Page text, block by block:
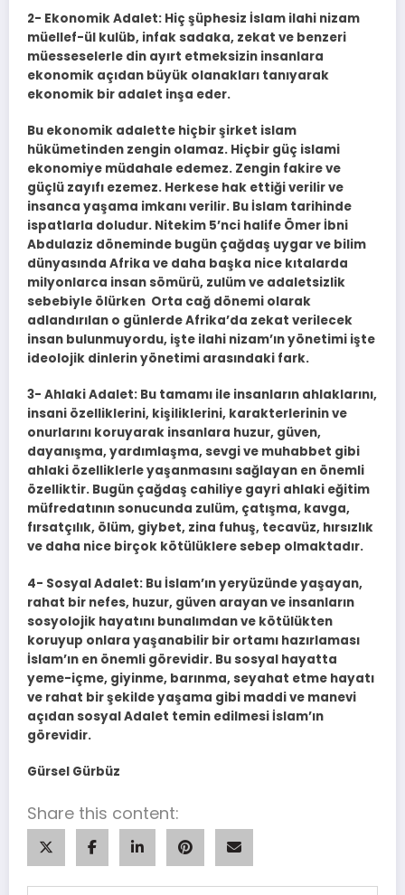
2- Ekonomik Adalet: Hiç şüphesiz İslam ilahi nizam
müellef-ül kulüb, infak sadaka, zekat ve benzeri
müesseselerle din ayırt etmeksizin insanlara
ekonomik açıdan büyük olanakları tanıyarak
ekonomik bir adalet inşa eder.
Bu ekonomik adalette hiçbir şirket islam
hükümetinden zengin olamaz. Hiçbir güç islami
ekonomiye müdahale edemez. Zengin fakire ve
güçlü zayıfı ezemez. Herkese hak ettiği verilir ve
insanca yaşama imkanı verilir. Bu İslam tarihinde
ispatlarla doludur. Nitekim 5’nci halife Ömer İbni
Abdulaziz döneminde bugün çağdaş uygar ve bilim
dünyasında Afrika ve daha başka nice kıtalarda
milyonlarca insan sömürü, zulüm ve adaletsizlik
sebebiyle ölürken Orta cağ dönemi olarak
adlandırılan o günlerde Afrika’da zekat verilecek
insan bulunmuyordu, işte ilahi nizam’ın yönetimi işte
ideolojik dinlerin yönetimi arasındaki fark.
3- Ahlaki Adalet: Bu tamamı ile insanların ahlaklarını,
insani özelliklerini, kişiliklerini, karakterlerinin ve
onurlarını koruyarak insanlara huzur, güven,
dayanışma, yardımlaşma, sevgi ve muhabbet gibi
ahlaki özelliklerle yaşanmasını sağlayan en önemli
özelliktir. Bugün çağdaş cahiliye gayri ahlaki eğitim
müfredatının sonucunda zulüm, çatışma, kavga,
fırsatçılık, ölüm, giybet, zina fuhuş, tecavüz, hırsızlık
ve daha nice birçok kötülüklere sebep olmaktadır.
4- Sosyal Adalet: Bu İslam’ın yeryüzünde yaşayan,
rahat bir nefes, huzur, güven arayan ve insanların
sosyolojik hayatını bunalımdan ve kötülükten
koruyup onlara yaşanabilir bir ortamı hazırlaması
İslam’ın en önemli görevidir. Bu sosyal hayatta
yeme-içme, giyinme, barınma, seyahat etme hayatı
ve rahat bir şekilde yaşama gibi maddi ve manevi
açıdan sosyal Adalet temin edilmesi İslam’ın
görevidir.
Gürsel Gürbüz
Share this content: